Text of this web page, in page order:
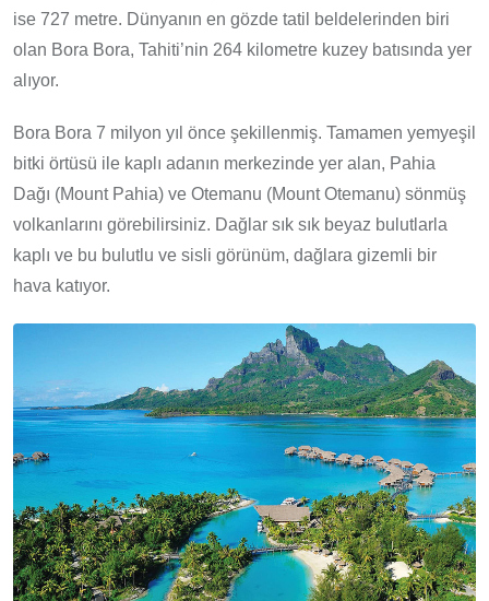
ise 727 metre. Dünyanın en gözde tatil beldelerinden biri
olan Bora Bora, Tahiti’nin 264 kilometre kuzey batısında yer
alıyor.
Bora Bora 7 milyon yıl önce şekillenmiş. Tamamen yemyeşil
bitki örtüsü ile kaplı adanın merkezinde yer alan, Pahia
Dağı (Mount Pahia) ve Otemanu (Mount Otemanu) sönmüş
volkanlarını görebilirsiniz. Dağlar sık sık beyaz bulutlarla
kaplı ve bu bulutlu ve sisli görünüm, dağlara gizemli bir
hava katıyor.